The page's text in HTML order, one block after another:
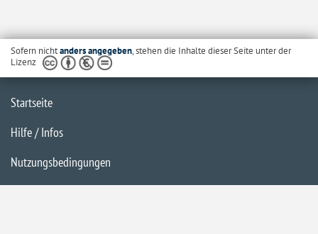
Sofern nichtanders angegeben, stehen die Inhalte dieser Seite unter der
Lizenz
Startseite
Hilfe / Infos
Nutzungsbedingungen